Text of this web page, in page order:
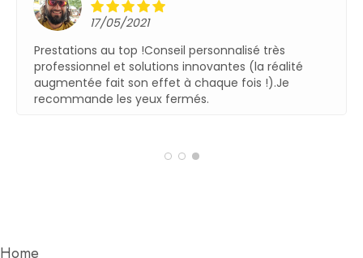
17/05/2021
Prestations au top !Conseil personnalisé très
professionnel et solutions innovantes (la réalité
augmentée fait son effet à chaque fois !).Je
recommande les yeux fermés.
Home